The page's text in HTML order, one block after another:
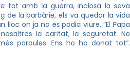
tot amb la guerra, inclosa la seva
de la barbàrie, els va quedar la vida
lloc on ja no es podia viure. “El Papa
la caritat, la seguretat. No
paraules. Ens ho ha donat tot”.